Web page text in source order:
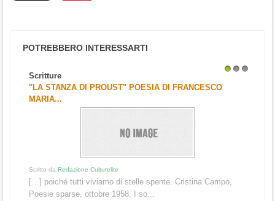
POTREBBERO INTERESSARTI
Scritture
"LA STANZA DI PROUST" POESIA DI FRANCESCO
MARIA...
Scritto da Redazione Culturelite
[…] poiché tutti viviamo di stelle spente. Cristina Campo,
Poesie sparse, ottobre 1958. I so...